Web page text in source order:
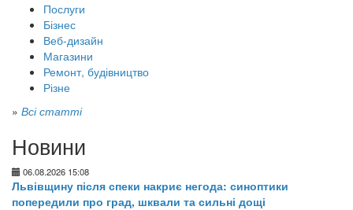
Послуги
Бізнес
Веб-дизайн
Магазини
Ремонт, будівництво
Різне
» Всі статті
Новини
06.08.2026 15:08
Львівщину після спеки накриє негода: синоптики
попередили про град, шквали та сильні дощі